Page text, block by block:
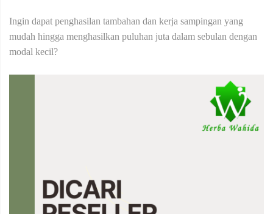
Ingin dapat penghasilan tambahan dan kerja sampingan yang
mudah hingga menghasilkan puluhan juta dalam sebulan dengan
modal kecil?